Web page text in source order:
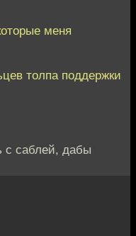
меня
толпа поддержки
с саблей, дабы